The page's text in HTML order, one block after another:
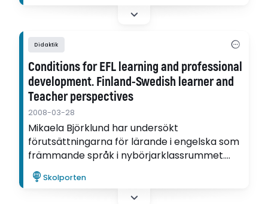
Didaktik
Conditions for EFL learning and professional
development. Finland-Swedish learner and
Teacher perspectives
2008-03-28
Mikaela Björklund har undersökt
förutsättningarna för lärande i engelska som
främmande språk i nybörjarklassrummet.
Hennes avhandling visar att engelska håller
på att bli ett andraspråk snarare än ett
traditionellt främmande språk för många
Skolporten